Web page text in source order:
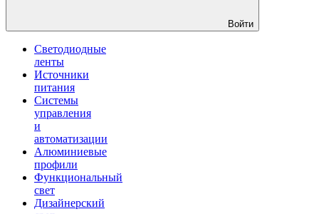
Войти
Светодиодные
ленты
Источники
питания
Системы
управления
и
автоматизации
Алюминиевые
профили
Функциональный
свет
Дизайнерский